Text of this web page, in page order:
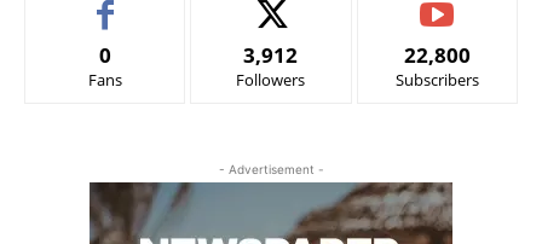
0
Fans
3,912
Followers
22,800
Subscribers
- Advertisement -